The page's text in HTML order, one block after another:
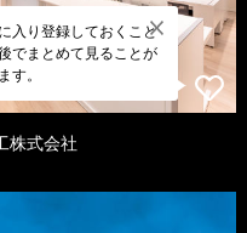
入り登録しておくこと
でまとめて見ることが
す。
株式会社